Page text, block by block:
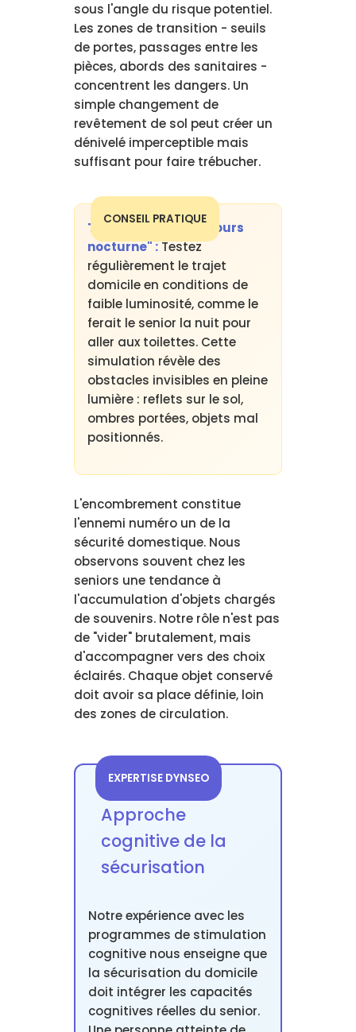
sous l'angle du risque potentiel.
Les zones de transition - seuils
de portes, passages entre les
pièces, abords des sanitaires -
concentrent les dangers. Un
simple changement de
revêtement de sol peut créer un
dénivelé imperceptible mais
suffisant pour faire trébucher.
CONSEIL PRATIQUE
Technique du "parcours
nocturne" :Testez
régulièrement le trajet
domicile en conditions de
faible luminosité, comme le
ferait le senior la nuit pour
aller aux toilettes. Cette
simulation révèle des
obstacles invisibles en pleine
lumière : reflets sur le sol,
ombres portées, objets mal
positionnés.
L'encombrement constitue
l'ennemi numéro un de la
sécurité domestique. Nous
observons souvent chez les
seniors une tendance à
l'accumulation d'objets chargés
de souvenirs. Notre rôle n'est pas
de "vider" brutalement, mais
d'accompagner vers des choix
éclairés. Chaque objet conservé
doit avoir sa place définie, loin
des zones de circulation.
EXPERTISE DYNSEO
Approche
cognitive de la
sécurisation
Notre expérience avec les
programmes de stimulation
cognitive nous enseigne que
la sécurisation du domicile
doit intégrer les capacités
cognitives réelles du senior.